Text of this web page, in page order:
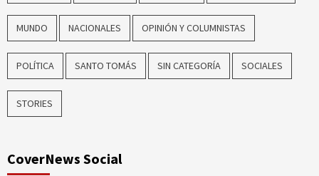
MUNDO NACIONALES OPINIÓN Y COLUMNISTAS
POLÍTICA SANTO TOMÁS SIN CATEGORÍA SOCIALES
STORIES
CoverNews Social